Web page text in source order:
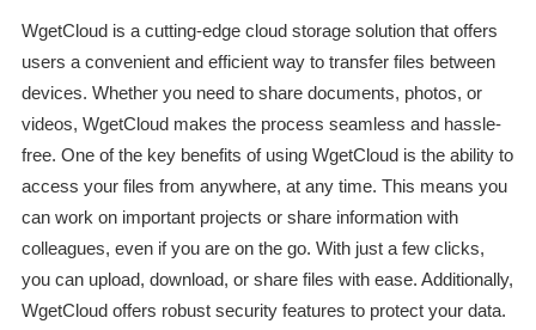
WgetCloud is a cutting-edge cloud storage solution that offers
users a convenient and efficient way to transfer files between
devices. Whether you need to share documents, photos, or
videos, WgetCloud makes the process seamless and hassle-
free. One of the key benefits of using WgetCloud is the ability to
access your files from anywhere, at any time. This means you
can work on important projects or share information with
colleagues, even if you are on the go. With just a few clicks,
you can upload, download, or share files with ease. Additionally,
WgetCloud offers robust security features to protect your data.